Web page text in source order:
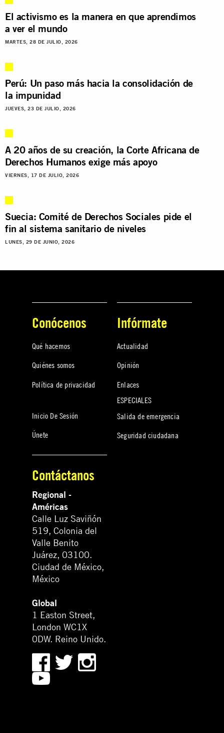
El activismo es la manera en que aprendimos
a ver el mundo
MARTES, 28 DE JULIO, 2026
Perú: Un paso más hacia la consolidación de
la impunidad
JUEVES, 23 DE JULIO, 2026
A 20 años de su creación, la Corte Africana de
Derechos Humanos exige más apoyo
VIERNES, 17 DE JULIO, 2026
Suecia: Comité de Derechos Sociales pide el
fin al sistema sanitario de niveles
LUNES, 29 DE JUNIO, 2026
Conócenos
Qué hacemos
Quiénes somos
Política de privacidad
Inicio De Sesión
Únete
Infórmate
Actualidad
Opinión
Enlaces
ESPECIALES
Salida de emergencia
Seguridad ciudadana
Contáctanos
Regional -
Américas
Calle Luz Saviñón
519, Colonia del
Valle Benito
Juárez, 03100.
Ciudad de México,
México
Global
1 Easton Street,
London WC1X
0DW. Reino Unido.